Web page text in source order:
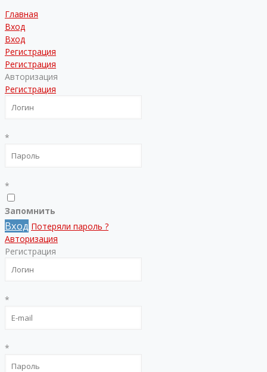
Главная
Вход
Вход
Регистрация
Регистрация
Авторизация
Регистрация
*
*
Запомнить
Вход Потеряли пароль ?
Авторизация
Регистрация
*
*